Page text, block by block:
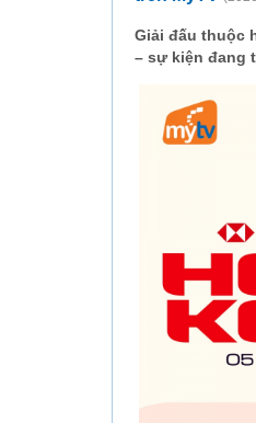
Giải đấu thuộc
– sự kiện đang